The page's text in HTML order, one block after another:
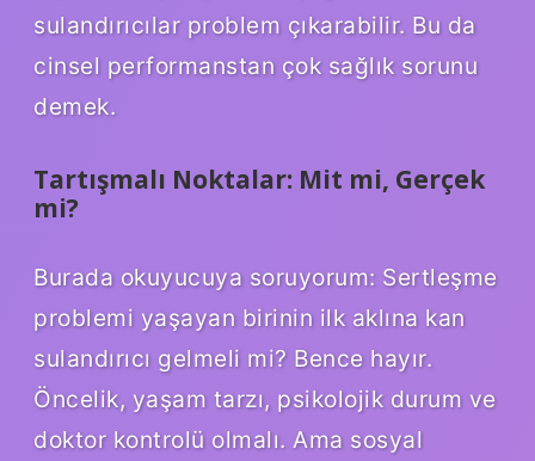
sulandırıcılar problem çıkarabilir. Bu da
cinsel performanstan çok sağlık sorunu
demek.
Tartışmalı Noktalar: Mit mi, Gerçek
mi?
Burada okuyucuya soruyorum: Sertleşme
problemi yaşayan birinin ilk aklına kan
sulandırıcı gelmeli mi? Bence hayır.
Öncelik, yaşam tarzı, psikolojik durum ve
doktor kontrolü olmalı. Ama sosyal